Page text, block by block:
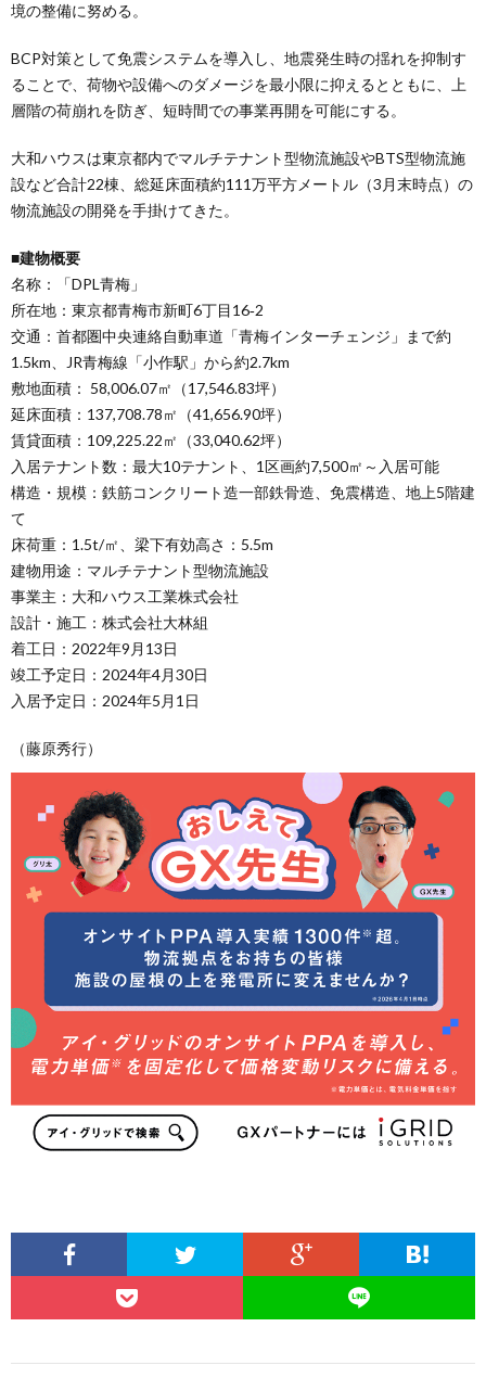
境の整備に努める。
BCP対策として免震システムを導入し、地震発生時の揺れを抑制す
ることで、荷物や設備へのダメージを最小限に抑えるとともに、上
層階の荷崩れを防ぎ、短時間での事業再開を可能にする。
大和ハウスは東京都内でマルチテナント型物流施設やBTS型物流施
設など合計22棟、総延床面積約111万平方メートル（3月末時点）の
物流施設の開発を手掛けてきた。
■建物概要
名称：「DPL青梅」
所在地：東京都青梅市新町6丁目16‐2
交通：首都圏中央連絡自動車道「青梅インターチェンジ」まで約
1.5km、JR青梅線「小作駅」から約2.7km
敷地面積： 58,006.07㎡（17,546.83坪）
延床面積：137,708.78㎡（41,656.90坪）
賃貸面積：109,225.22㎡（33,040.62坪）
入居テナント数：最大10テナント、1区画約7,500㎡～入居可能
構造・規模：鉄筋コンクリート造一部鉄骨造、免震構造、地上5階建
て
床荷重：1.5t/㎡、梁下有効高さ：5.5m
建物用途：マルチテナント型物流施設
事業主：大和ハウス工業株式会社
設計・施工：株式会社大林組
着工日：2022年9月13日
竣工予定日：2024年4月30日
入居予定日：2024年5月1日
（藤原秀行）